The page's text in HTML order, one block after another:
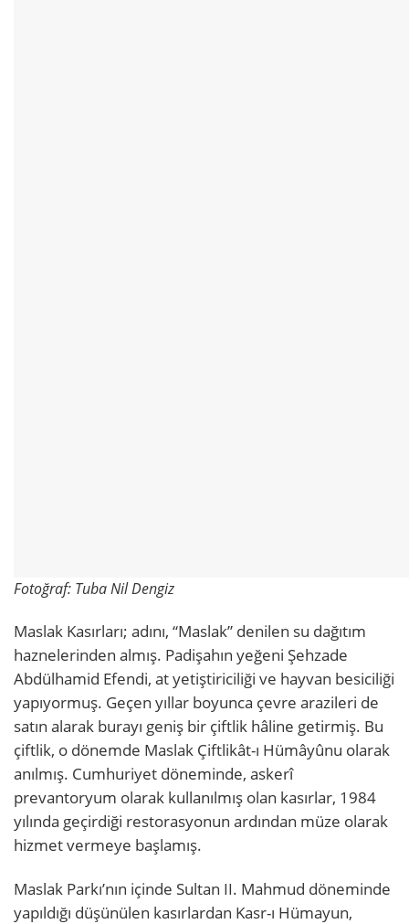
Fotoğraf: Tuba Nil Dengiz
Maslak Kasırları; adını, “Maslak” denilen su dağıtım
haznelerinden almış. Padişahın yeğeni Şehzade
Abdülhamid Efendi, at yetiştiriciliği ve hayvan besiciliği
yapıyormuş. Geçen yıllar boyunca çevre arazileri de
satın alarak burayı geniş bir çiftlik hâline getirmiş. Bu
çiftlik, o dönemde Maslak Çiftlikât-ı Hümâyûnu olarak
anılmış. Cumhuriyet döneminde, askerî
prevantoryum olarak kullanılmış olan kasırlar, 1984
yılında geçirdiği restorasyonun ardından müze olarak
hizmet vermeye başlamış.
Maslak Parkı’nın içinde Sultan II. Mahmud döneminde
yapıldığı düşünülen kasırlardan Kasr-ı Hümayun,